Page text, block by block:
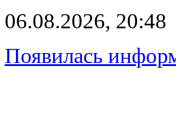
06.08.2026, 20:48
Появилась